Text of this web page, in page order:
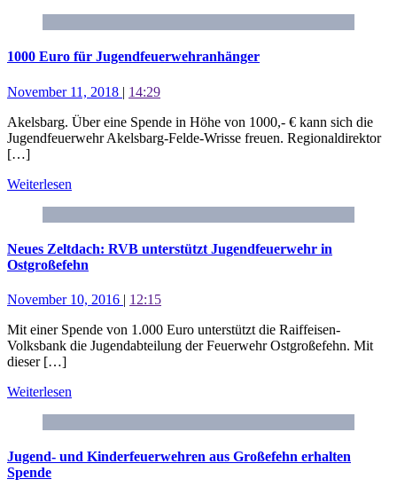
1000 Euro für Jugendfeuerwehranhänger
November 11, 2018 | 14:29
Akelsbarg. Über eine Spende in Höhe von 1000,- € kann sich die
Jugendfeuerwehr Akelsbarg-Felde-Wrisse freuen. Regionaldirektor
[…]
Weiterlesen
Neues Zeltdach: RVB unterstützt Jugendfeuerwehr in
Ostgroßefehn
November 10, 2016 | 12:15
Mit einer Spende von 1.000 Euro unterstützt die Raiffeisen-
Volksbank die Jugendabteilung der Feuerwehr Ostgroßefehn. Mit
dieser […]
Weiterlesen
Jugend- und Kinderfeuerwehren aus Großefehn erhalten
Spende